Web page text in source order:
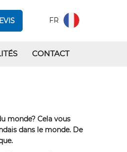
FR
CONTACT
monde? Cela vous
dans le monde. De